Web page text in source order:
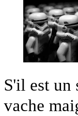
S'il est un
vache